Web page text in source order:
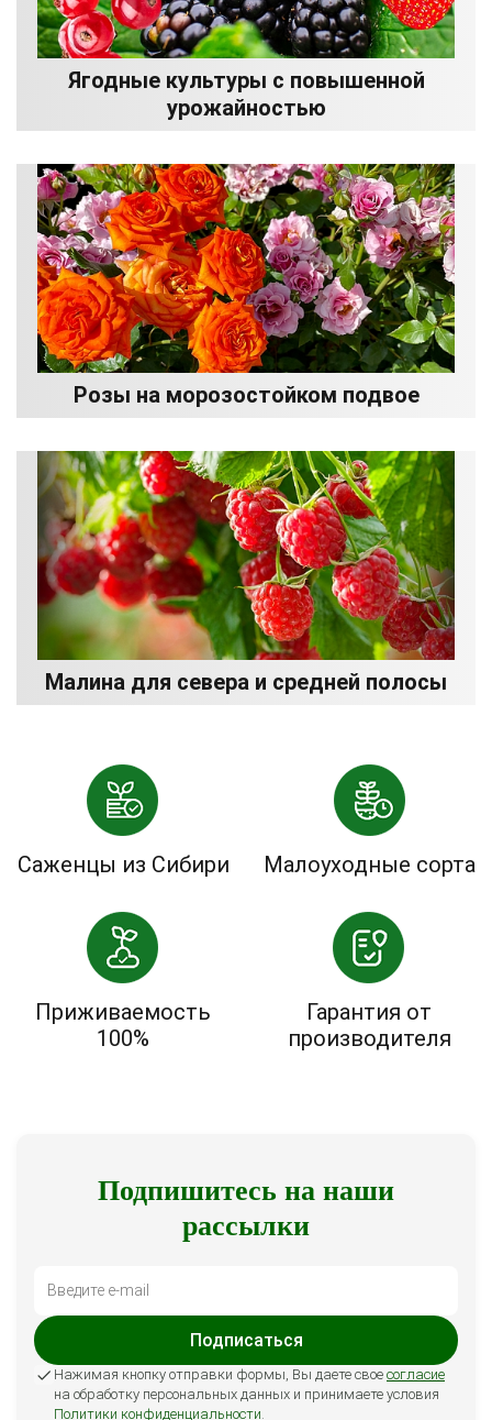
Ягодные культуры с повышенной
урожайностью
Розы на морозостойком подвое
Малина для севера и средней полосы
Саженцы из Сибири Малоуходные сорта
Приживаемость
100%
Гарантия от
производителя
Подпишитесь на наши
рассылки
Подписаться
Нажимая кнопку отправки формы, Вы даете свое согласие
на обработку персональных данных и принимаете условия
Политики конфиденциальности.